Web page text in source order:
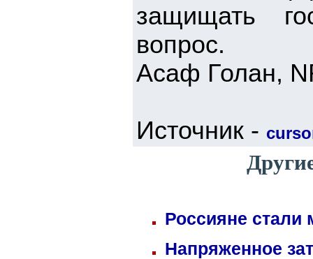
защищать
вопрос.
Асаф Голан,
Источник -
Россияне стали
Напряженное